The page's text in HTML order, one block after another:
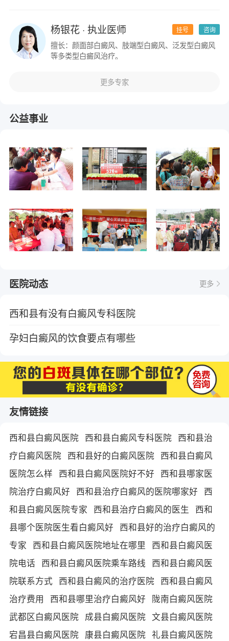
咨询
挂号
杨银花· 执业医师
擅长：颜面部白癜风、肢端型白癜风、泛发型白癜风
等多类型白癜风治疗。
更多专家
公益事业
医院动态 更多
西和县有没有白癜风专科医院
孕妇白癜风的饮食要点有哪些
友情链接
西和县白癜风医院 西和县白癜风专科医院 西和县治
疗白癜风医院 西和县好的白癜风医院 西和县白癜风
医院怎么样 西和县白癜风医院好不好 西和县哪家医
院治疗白癜风好 西和县治疗白癜风的医院哪家好 西
和县白癜风医院专家 西和县治疗白癜风的医生
西和
县哪个医院医生看白癜风好 西和县好的治疗白癜风的
专家 西和县白癜风医院地址在哪里
西和县白癜风医
院电话 西和县白癜风医院乘车路线 西和县白癜风医
院联系方式 西和县白癜风的治疗医院 西和县白癜风
治疗费用
西和县哪里治疗白癜风好 陇南白癜风医院
武都区白癜风医院 成县白癜风医院 文县白癜风医院
宕昌县白癜风医院 康县白癜风医院 礼县白癜风医院